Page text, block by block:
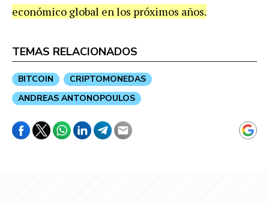
económico global en los próximos años.
TEMAS RELACIONADOS
BITCOIN
CRIPTOMONEDAS
ANDREAS ANTONOPOULOS